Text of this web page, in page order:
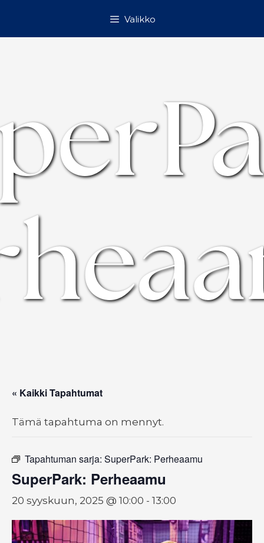
Valikko
« Kaikki Tapahtumat
Tämä tapahtuma on mennyt.
Tapahtuman sarja: SuperPark: Perheaamu
SuperPark: Perheaamu
20 syyskuun, 2025 @ 10:00 - 13:00